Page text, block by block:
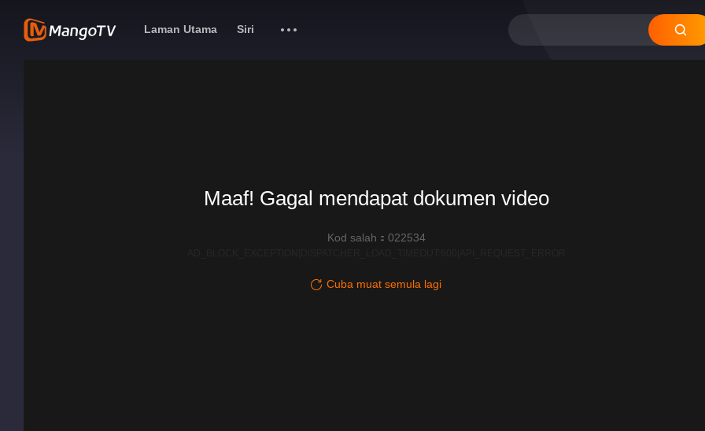
Laman Utama Siri
Maaf! Gagal mendapat dokumen video
Kod salah：022534
Cuba muat semula lagi